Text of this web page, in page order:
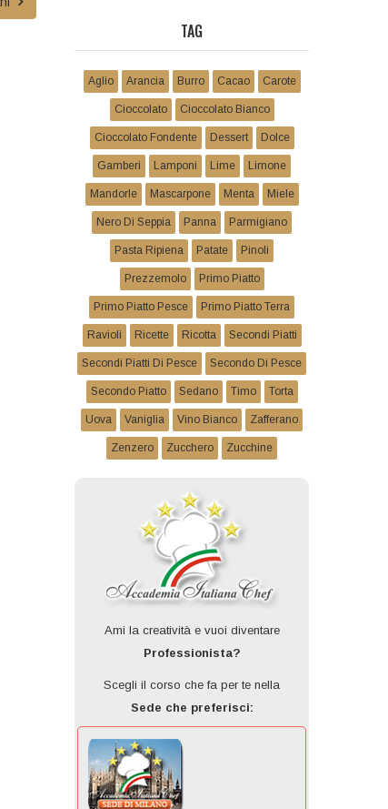
TAG
Aglio Arancia Burro Cacao Carote
Cioccolato Cioccolato Bianco
Cioccolato Fondente Dessert Dolce
Gamberi Lamponi Lime Limone
Mandorle Mascarpone Menta Miele
Nero Di Seppia Panna Parmigiano
Pasta Ripiena Patate Pinoli
Prezzemolo Primo Piatto
Primo Piatto Pesce Primo Piatto Terra
Ravioli Ricette Ricotta Secondi Piatti
Secondi Piatti Di Pesce Secondo Di Pesce
Secondo Piatto Sedano Timo Torta
Uova Vaniglia Vino Bianco Zafferano
Zenzero Zucchero Zucchine
Ami la creatività e vuoi diventare
Professionista?
Scegli il corso che fa per te nella
Sede che preferisci: